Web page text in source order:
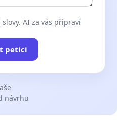
AI za vás připraví
petici
návrhu